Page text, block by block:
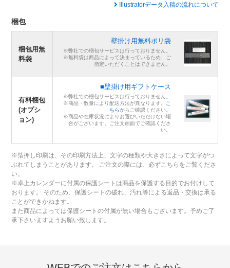
Illustratorデータ入稿の流れについて
梱包
梱包用無
料袋
壁掛け用無料ポリ袋
※弊社での梱包サービスは行っておりません。
※無料袋は商品によって決まっているため、ご
指定いただくことはできません。
有料梱包
(オプシ
ョン)
■壁掛け用ギフトケース
※弊社での梱包サービスは行っておりません。
※商品・数量により配送方法が異なります。
こ
ちらからご確認ください。
※商品や在庫状況によりお選びいただけない場
合がございます。ご注文画面でご確認くださ
い。
※箔押し印刷は、その印刷方法上、文字の種類や大きさによって文字がつ
ぶれてしまうことがあります。 ご注文の際には、必ずこちらをご覧くださ
い。
※卓上カレンダーに付属の保護シートは商品を保護する目的でお付けして
おります。 そのため、保護シートの破れ、汚れ等による返品・交換は承る
ことができかねます。
また商品によっては保護シートの付属が無い場合もございます。予めご了
承下さいますようお願い致します。